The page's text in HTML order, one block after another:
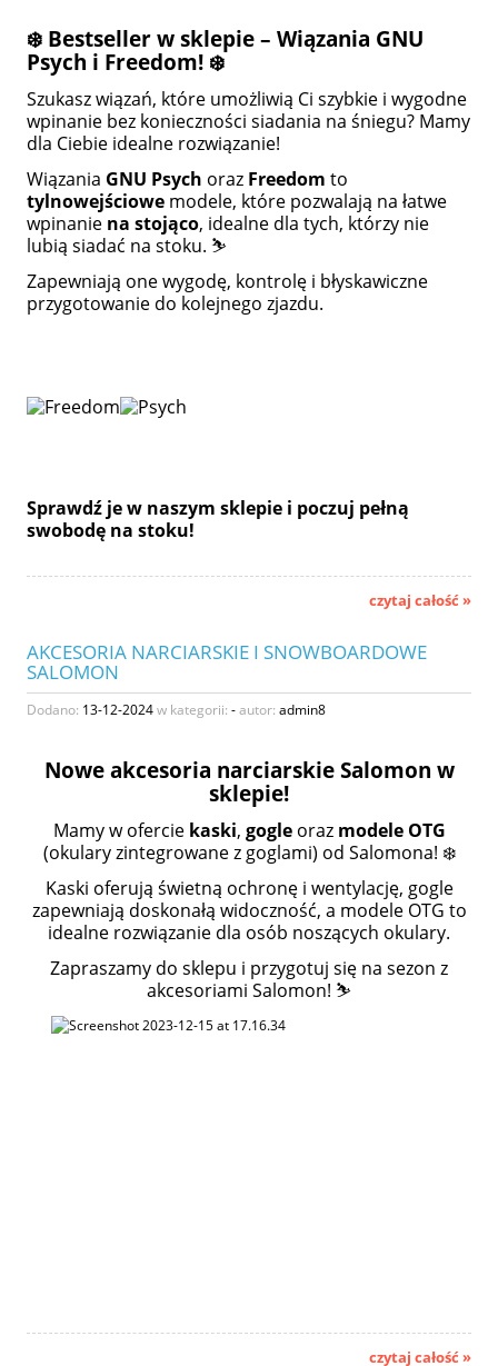
❄️ Bestseller w sklepie – Wiązania GNU
Psych i Freedom! ❄️
Szukasz wiązań, które umożliwią Ci szybkie i wygodne
wpinanie bez konieczności siadania na śniegu? Mamy
dla Ciebie idealne rozwiązanie!
Wiązania GNU Psych oraz Freedom to
tylnowejściowe modele, które pozwalają na łatwe
wpinanie na stojąco, idealne dla tych, którzy nie
lubią siadać na stoku. ⛷️
Zapewniają one wygodę, kontrolę i błyskawiczne
przygotowanie do kolejnego zjazdu.
Sprawdź je w naszym sklepie i poczuj pełną
swobodę na stoku!
czytaj całość »
AKCESORIA NARCIARSKIE I SNOWBOARDOWE
SALOMON
Dodano: 13-12-2024w kategorii: -autor: admin8
Nowe akcesoria narciarskie Salomon w
sklepie!
Mamy w ofercie kaski, gogleoraz modele OTG
(okulary zintegrowane z goglami) od Salomona! ❄️
Kaski oferują świetną ochronę i wentylację, gogle
zapewniają doskonałą widoczność, a modele OTG to
idealne rozwiązanie dla osób noszących okulary.
Zapraszamy do sklepu i przygotuj się na sezon z
akcesoriami Salomon! ⛷️
czytaj całość »